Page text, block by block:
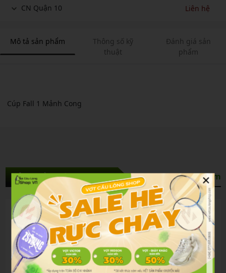
CN Quận 10 Liên hệ
Mô tả sản phẩm
Thông số kỹ
thuật
Đánh giá sản
phẩm
Cúp Fall 1 Mảnh Cong
Sản Phẩm Liên Quan Xem thêm
×